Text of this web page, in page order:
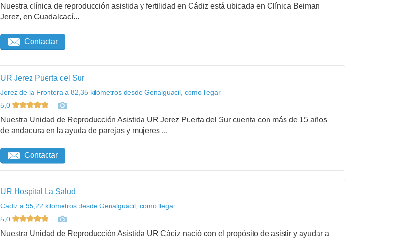
Nuestra clínica de reproducción asistida y fertilidad en Cádiz está ubicada en Clínica Beiman
Jerez, en Guadalcací...
Contactar
UR Jerez Puerta del Sur
Jerez de la Frontera a 82,35 kilómetros desde Genalguacil, como llegar
5,0
Nuestra Unidad de Reproducción Asistida UR Jerez Puerta del Sur cuenta con más de 15 años
de andadura en la ayuda de parejas y mujeres ...
Contactar
UR Hospital La Salud
Cádiz a 95,22 kilómetros desde Genalguacil, como llegar
5,0
Nuestra Unidad de Reproducción Asistida UR Cádiz nació con el propósito de asistir y ayudar a